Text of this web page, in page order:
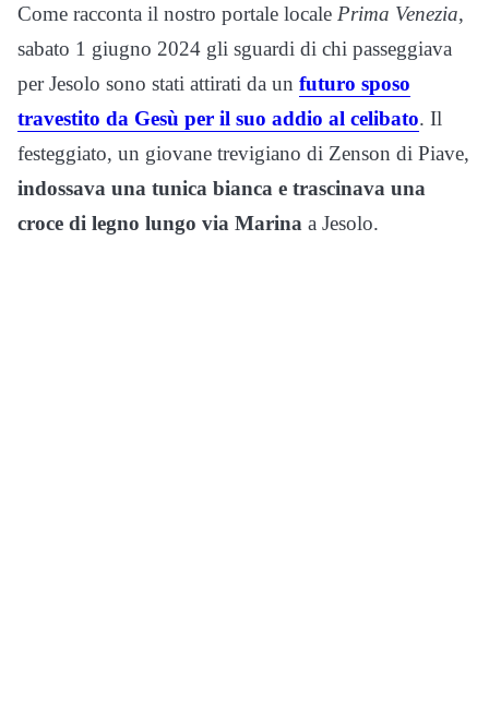
Come racconta il nostro portale locale Prima Venezia,
sabato 1 giugno 2024 gli sguardi di chi passeggiava
per Jesolo sono stati attirati da un futuro sposo
travestito da Gesù per il suo addio al celibato. Il
festeggiato, un giovane trevigiano di Zenson di Piave,
indossava una tunica bianca e trascinava una
croce di legno lungo via Marina a Jesolo.